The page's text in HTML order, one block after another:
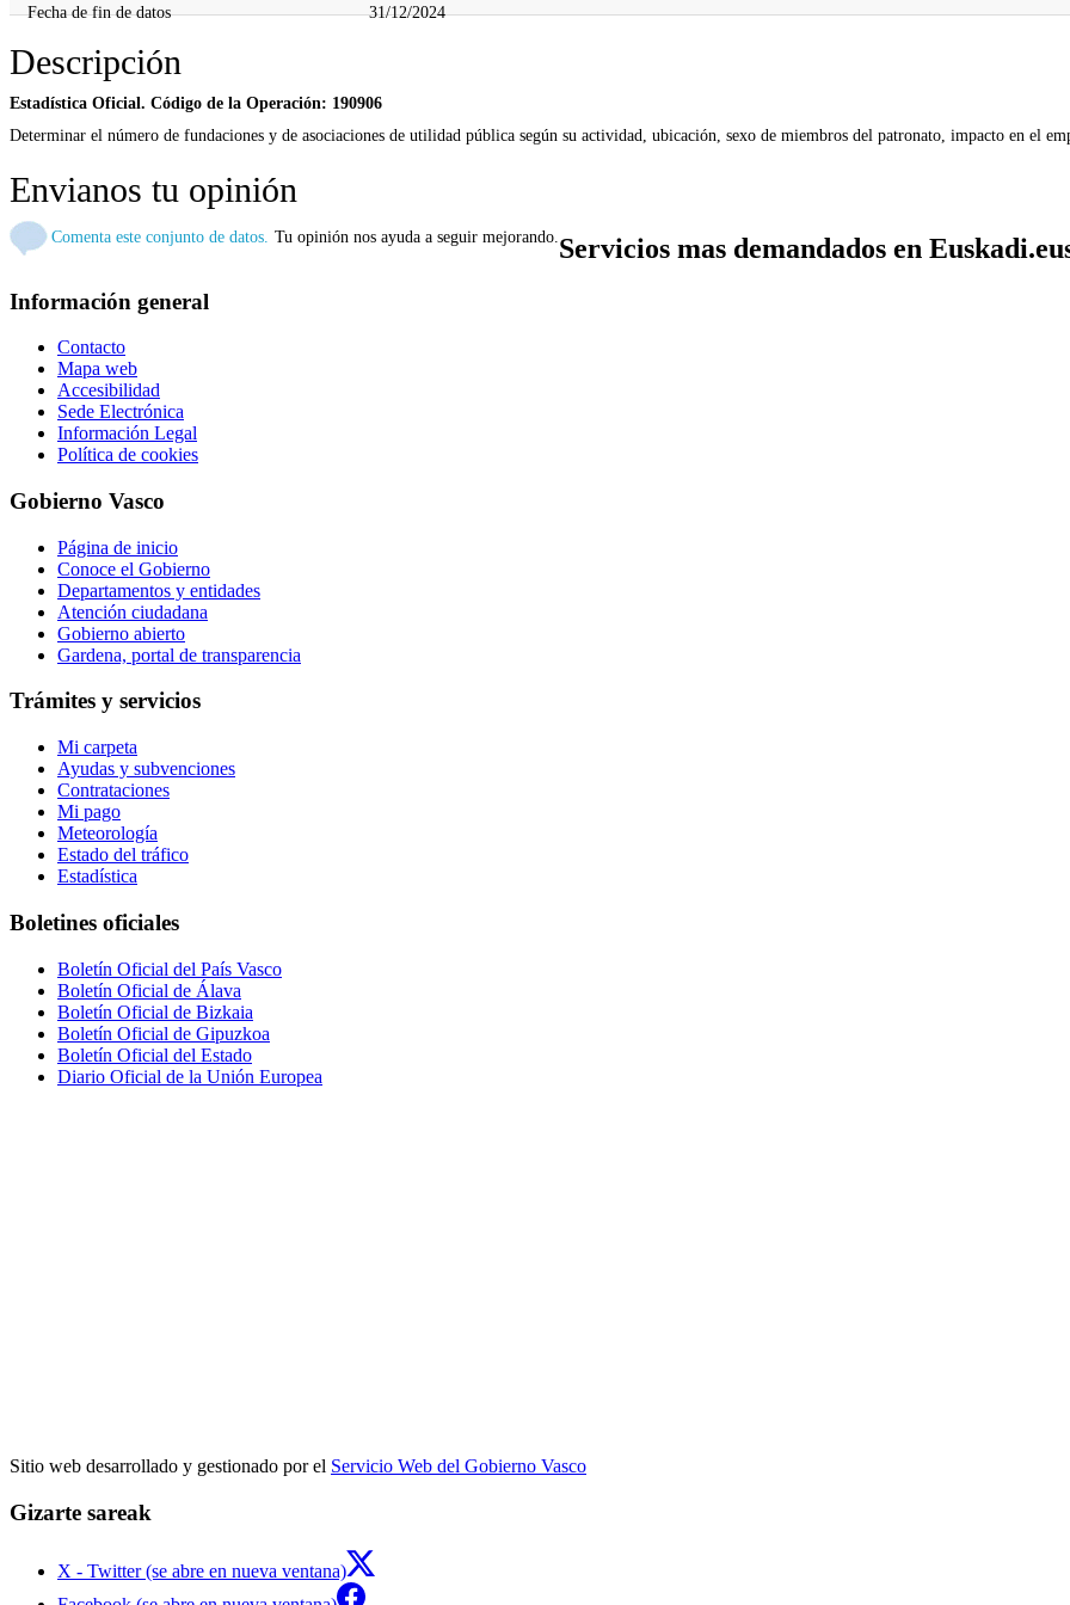
Fecha de fin de datos
31/12/2024
Descripción
Estadística Oficial. Código de la Operación: 190906
Determinar el número de fundaciones y de asociaciones de utilidad pública según su actividad, ubicación, sexo de miembros del patronato, impacto en el
Envianos tu opinión
Comenta este conjunto de datos. Tu opinión nos ayuda a seguir mejorando. Servicios mas demandados en
Información general
Contacto
Mapa web
Accesibilidad
Sede Electrónica
Información Legal
Política de cookies
Gobierno Vasco
Página de inicio
Conoce el Gobierno
Departamentos y entidades
Atención ciudadana
Gobierno abierto
Gardena, portal de transparencia
Trámites y servicios
Mi carpeta
Ayudas y subvenciones
Contrataciones
Mi pago
Meteorología
Estado del tráfico
Estadística
Boletines oficiales
Boletín Oficial del País Vasco
Boletín Oficial de Álava
Boletín Oficial de Bizkaia
Boletín Oficial de Gipuzkoa
Boletín Oficial del Estado
Diario Oficial de la Unión Europea
Sitio web desarrollado y gestionado por el Servicio Web del Gobierno Vasco
Gizarte sareak
X - Twitter (se abre en nueva ventana)